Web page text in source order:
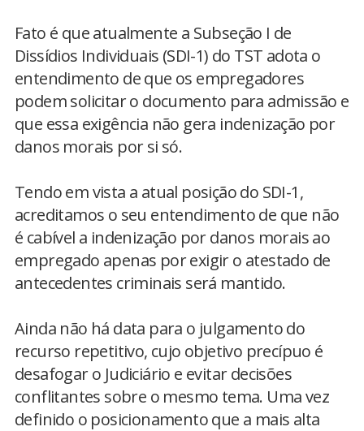
Fato é que atualmente a Subseção I de
Dissídios Individuais (SDI-1) do TST adota o
entendimento de que os empregadores
podem solicitar o documento para admissão e
que essa exigência não gera indenização por
danos morais por si só.
Tendo em vista a atual posição do SDI-1,
acreditamos o seu entendimento de que não
é cabível a indenização por danos morais ao
empregado apenas por exigir o atestado de
antecedentes criminais será mantido.
Ainda não há data para o julgamento do
recurso repetitivo, cujo objetivo precípuo é
desafogar o Judiciário e evitar decisões
conflitantes sobre o mesmo tema. Uma vez
definido o posicionamento que a mais alta